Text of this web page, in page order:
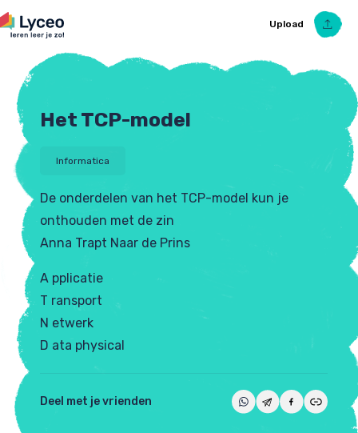
Upload
Upload Ezelsbruggetje
Het TCP-model
Informatica
De onderdelen van het TCP-model kun je
onthouden met de zin
Anna Trapt Naar de Prins
A pplicatie
T ransport
N etwerk
D ata physical
Deel met je vrienden